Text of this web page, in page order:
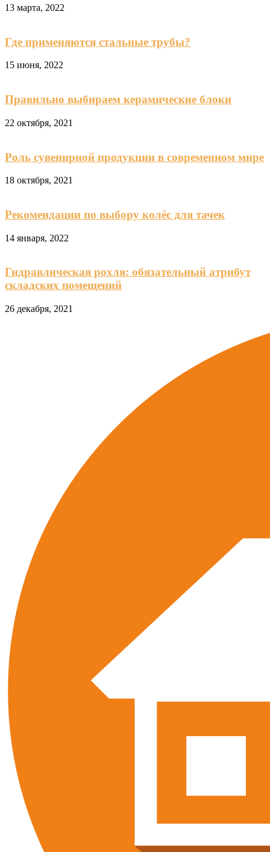
13 марта, 2022
Где применяются стальные трубы?
15 июня, 2022
Правильно выбираем керамические блоки
22 октября, 2021
Роль сувенирной продукции в современном мире
18 октября, 2021
Рекомендации по выбору колёс для тачек
14 января, 2022
Гидравлическая рохля: обязательный атрибут
складских помещений
26 декабря, 2021